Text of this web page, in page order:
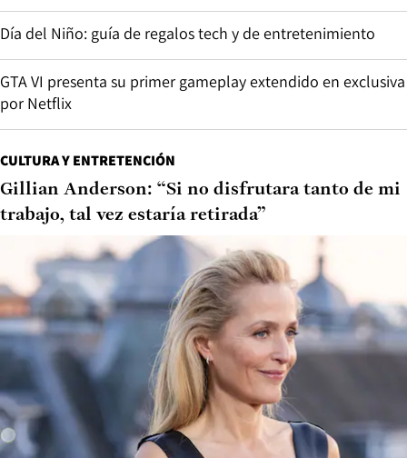
Día del Niño: guía de regalos tech y de entretenimiento
GTA VI presenta su primer gameplay extendido en exclusiva
por Netflix
CULTURA Y ENTRETENCIÓN
Gillian Anderson: “Si no disfrutara tanto de mi
trabajo, tal vez estaría retirada”